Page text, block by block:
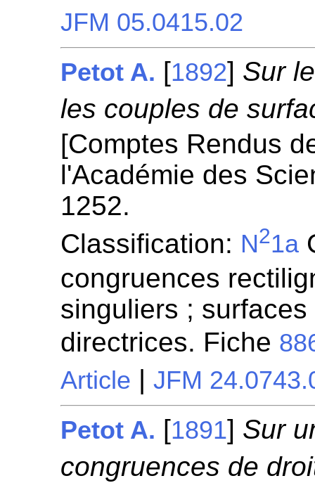
JFM 05.0415.02
Petot A. [1892] Sur
les couples de
[Comptes Rendus
l'Académie des
1252.
Classification: N21a
congruences
singuliers ;
directrices. Fiche
Article |JFM
Petot A. [1891] Sur
congruences de